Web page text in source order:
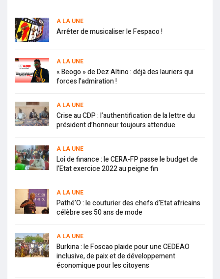
A LA UNE
Arrêter de musicaliser le Fespaco !
A LA UNE
« Beogo » de Dez Altino : déjà des lauriers qui
forces l’admiration !
A LA UNE
Crise au CDP : l’authentification de la lettre du
président d’honneur toujours attendue
A LA UNE
Loi de finance : le CERA-FP passe le budget de
l’Etat exercice 2022 au peigne fin
A LA UNE
Pathé’O : le couturier des chefs d’Etat africains
célèbre ses 50 ans de mode
A LA UNE
Burkina : le Foscao plaide pour une CEDEAO
inclusive, de paix et de développement
économique pour les citoyens